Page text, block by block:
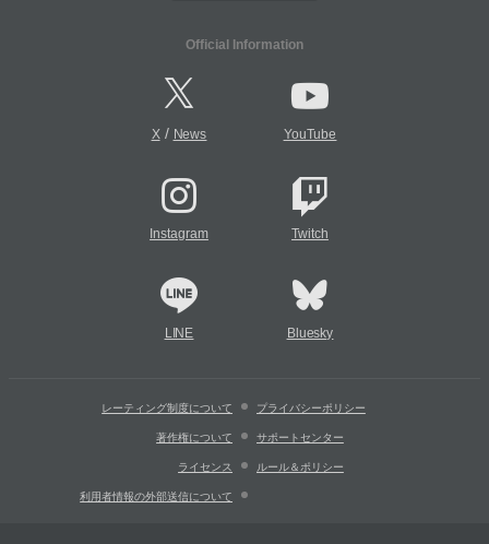
Official Information
X/ News YouTube
Instagram Twitch
LINE Bluesky
レーティング制度について プライバシーポリシー
著作権について サポートセンター
ライセンス ルール＆ポリシー
利用者情報の外部送信について